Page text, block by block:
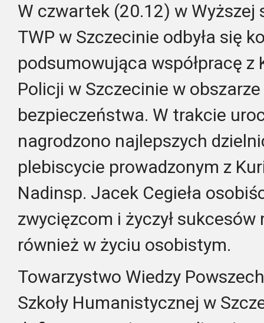
W czwartek (20.12) w
TWP w Szczecinie odbyła się
podsumowująca współpracę z
Policji w Szczecinie w
bezpieczeństwa. W trakcie
nagrodzono najlepszych
plebiscycie prowadzonym z
Nadinsp. Jacek Cegieła
zwycięzcom i życzył
również w życiu osobistym.
Towarzystwo Wiedzy
Szkoły Humanistycznej w